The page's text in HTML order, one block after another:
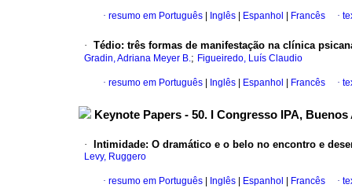
· resumo em Português Inglês Espanhol Francês ·
· Tédio: três formas de manifestação na clínica
Gradin, Adriana Meyer B.; Figueiredo, Luís Claudio
· resumo em Português Inglês Espanhol Francês ·
Keynote Papers - 50. I Congresso IPA, Buenos
· Intimidade: O dramático e o belo no encontro e
Levy, Ruggero
· resumo em Português Inglês Espanhol Francês ·